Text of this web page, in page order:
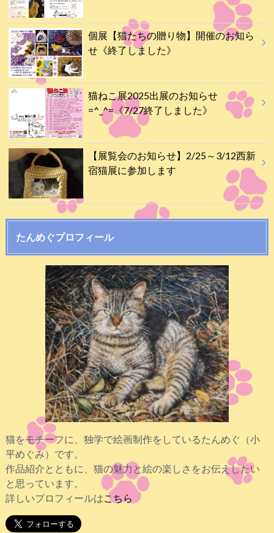
個展【猫たちの贈り物】開催のお知ら
せ《終了しました》
猫ねこ展2025出展のお知らせ
=^_^=《7/27終了しました》
【展覧会のお知らせ】2/25～3/12西新
宿猫展に参加します
たんめぐプロフィール
猫をモチーフに、独学で絵画制作をしているたんめぐ（小
平めぐみ）です。
作品紹介とともに、猫の魅力と絵の楽しさをお伝えしたい
と思っています。
詳しいプロフィールはこちら